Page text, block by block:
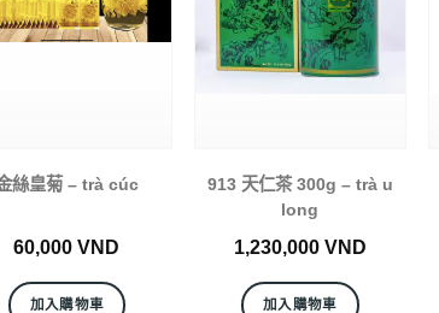
絲皇菊 – trà cúc
60,000VND
加入購物車
913 天仁茶 300g – trà u
long
1,230,000 VND
加入購物車